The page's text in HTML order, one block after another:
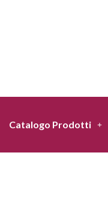
Catalogo Prodotti